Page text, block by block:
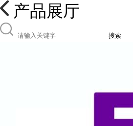
产品展厅
搜索